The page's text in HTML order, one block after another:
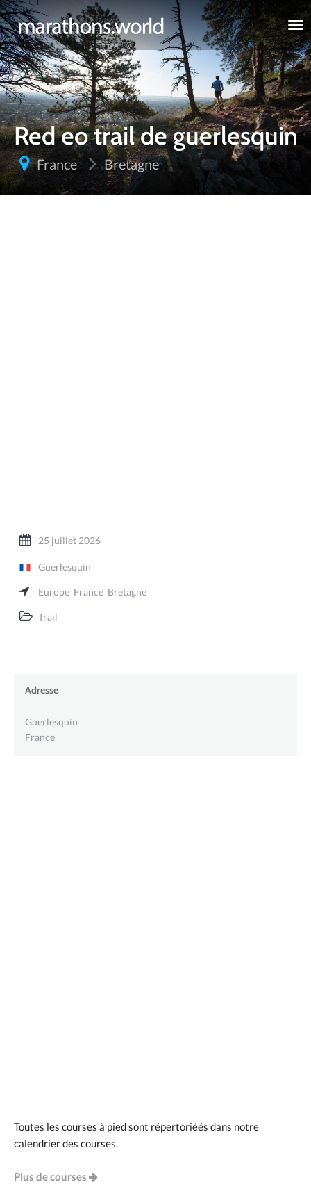
marathons.world
Red eo trail de guerlesquin
France Bretagne
25 juillet 2026
Guerlesquin
Europe France Bretagne
Trail
Adresse
Guerlesquin
France
Toutes les courses à pied sont répertoriéés dans notre
calendrier des courses.
Plus de courses